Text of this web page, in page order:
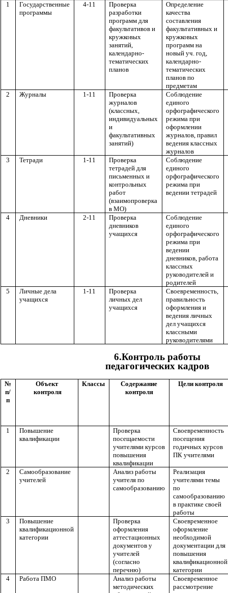
1
Государственные
программы
4-11
Проверка
разработки
программ для
факультативов и
кружковых
занятий,
календарно-
тематических
планов
Определение
качества
составления
факультативных и
кружковых
программ на
новый уч. год,
календарно-
тематических
планов по
предметам
2
Журналы 1-11
Проверка
журналов
(классных,
индивидуальных
и
факультативных
занятий)
Соблюдение
единого
орфографического
режима при
оформлении
журналов, правил
ведения классных
журналов
3
Тетради 1-11
Проверка
тетрадей для
письменных и
контрольных
работ
(взаимопроверка
в МО)
Соблюдение
единого
орфографического
режима при
ведении тетрадей
4 Дневники 2-11
Проверка
дневников
учащихся
Соблюдение
единого
орфографического
режима при
ведении
дневников, работа
классных
руководителей и
родителей
5
Личные дела
учащихся
1-11
Проверка
личных дел
учащихся
Своевременность,
правильность
оформления и
ведения личных
дел учащихся
классными
руководителями
6.Контроль работы
педагогических кадров
№
п/
п
Объект
контроля
Классы
Содержание
контроля
Цели контроля
1
Повышение
квалификации
Проверка
посещаемости
учителями курсов
повышения
квалификации
Своевременность
посещения
годичных курсов
ПК учителями
2
Самообразование
учителей
Анализ работы
учителя по
самообразованию
Реализация
учителями темы
по
самообразованию
в практике своей
работы
3
Повышение
квалификационной
категории
Проверка
оформления
аттестационных
документов у
учителей
(согласно
перечню)
Своевременное
оформление
необходимой
документации для
повышения
квалификационной
категории
4
Работа ПМО
Анализ работы
методических
Своевременное
рассмотрение